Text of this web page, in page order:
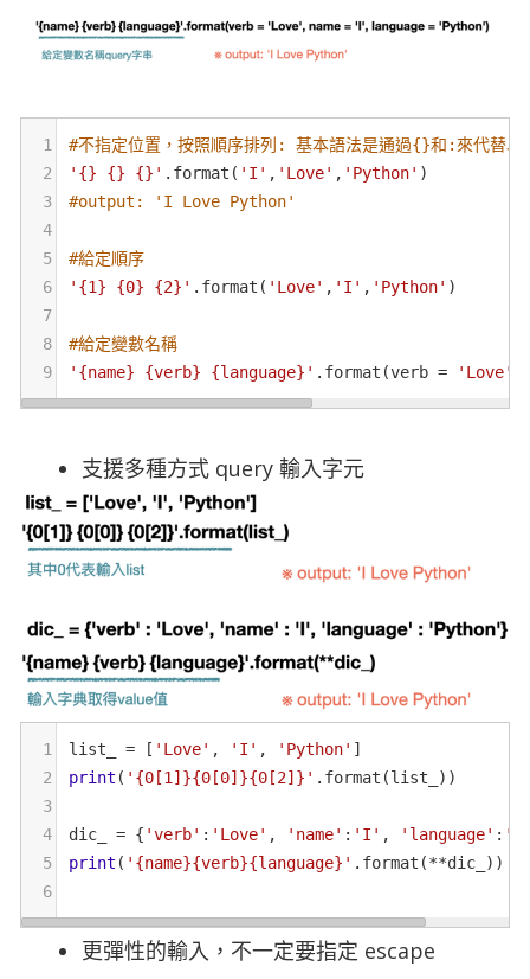
1
#不指定位置，按照順序排列: 基本語法是通過{}和:來代替以
2
'{} {} {}' . format ( 'I' , 'Love' , 'Python' )
3
#output: 'I Love Python'
4
5
#給定順序
6
'{1} {0} {2}' . format ( 'Love' , 'I' , 'Python' )
7
8
#給定變數名稱
9
'{name} {verb} {language}' . format (verb = 'Love'
支援多種方式 query 輸入字元
1 list_ = [ 'Love' , 'I' , 'Python' ]
2
print ( '{0[1]}{0[0]}{0[2]}' . format (list_
))
3
4
dic_ = { 'verb' : 'Love' , 'name' : 'I' , 'language' :
5
print ( '{name}{verb}{language}' . format (**dic_
))
6
更彈性的輸入，不一定要指定 escape